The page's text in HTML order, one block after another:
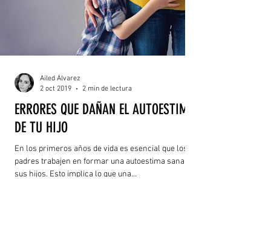
llevarnos al camino, donde
ERRORES QUE DAÑAN EL AUTOESTIMA
DE TU HIJO
En los primeros años de vida es esencial que los
padres trabajen en formar una autoestima sana en
sus hijos. Esto implica lo que una...
Ailed Álvarez
2 oct 2019
2 min de lectura